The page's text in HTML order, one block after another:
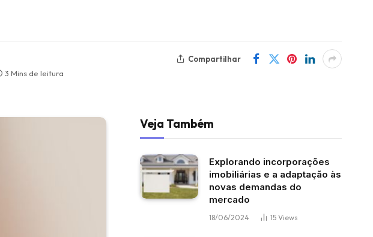
3 Mins de leitura
Compartilhar
Veja Também
Explorando incorporações
imobiliárias e a adaptação às
novas demandas do
mercado
18/06/2024 15 Views